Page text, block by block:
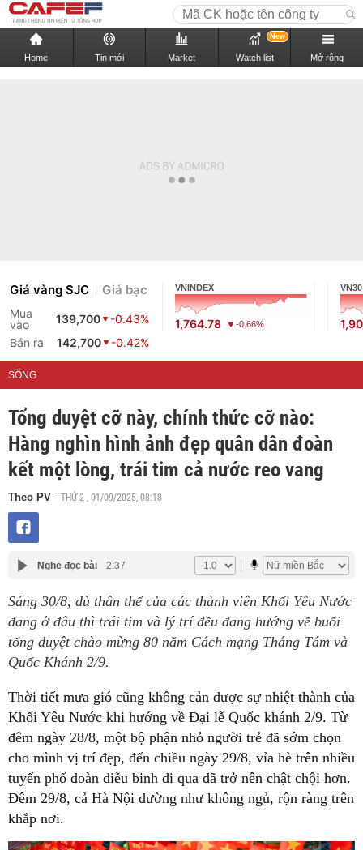
Home Tin mới Market Watch list
New
Mở rộng
Giá vàng SJC Giá bạc
Mua
vào
139,700
-0.43%
Bán ra
142,700 -0.42%
VNINDEX
1,764.78 -0.66%
VN30
SỐNG
Tổng duyệt cỡ này, chính thức cỡ nào:
Hàng nghìn hình ảnh đẹp quân dân đoàn
kết một lòng, trái tim cả nước reo vang
Theo PV - THỨ 2 , 01/09/2025, 08:18
Nghe đọc bài 2:37
Sáng 30/8, dù thân thể của các thành viên Khối Yêu Nước
đang ở đâu thì trái tim và lý trí đều đang hướng về buổi
tổng duyệt chào mừng 80 năm Cách mạng Tháng Tám và
Quốc Khánh 2/9.
Thời tiết mưa gió cũng không cản được sự nhiệt thành của
Khối Yêu Nước khi hướng về Đại lễ Quốc khánh 2/9. Từ
đêm ngày 28/8, một bộ phận nhỏ người trẻ đã sớm chọn
cho mình vị trí đẹp, đến chiều ngày 29/8, vỉa hè trên nhiều
tuyến phố đoàn diễu binh đi qua đã trở nên chật chội hơn.
Đêm 29/8, cả Hà Nội dường như không ngủ, rộn ràng trên
khắp nơi.